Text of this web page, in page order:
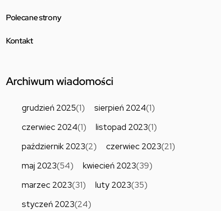
Polecane strony
Kontakt
Archiwum wiadomości
grudzień 2025(1) sierpień 2024(1)
czerwiec 2024(1) listopad 2023(1)
październik 2023(2) czerwiec 2023(21)
maj 2023(54) kwiecień 2023(39)
marzec 2023(31) luty 2023(35)
styczeń 2023(24)